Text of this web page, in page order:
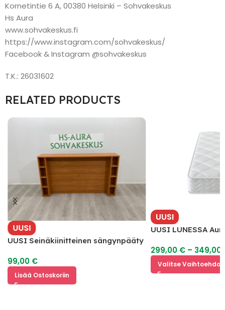
Kornetintie 6 A, 00380 Helsinki – Sohvakeskus
Hs Aura
www.sohvakeskus.fi
https://www.instagram.com/sohvakeskus/
Facebook & Instagram @sohvakeskus
T.K.: 26031602
RELATED PRODUCTS
UUSI
UUSI Seinäkiinitteinen sängynpääty
99,00 €
Lisää Ostoskoriin
UUSI
UUSI LUNESSA
299,00 € – 349,00
Valitse